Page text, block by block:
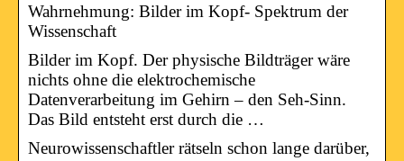
Wahrnehmung: Bilder im Kopf- Spektrum der
Wissenschaft
Bilder im Kopf. Der physische Bildträger wäre
nichts ohne die elektrochemische
Datenverarbeitung im Gehirn – den Seh-Sinn.
Das Bild entsteht erst durch die …
Neurowissenschaftler rätseln schon lange darüber,